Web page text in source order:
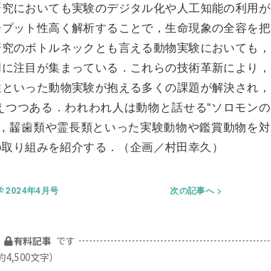
においても実験のデジタル化や人工知能の利用が
ット性高く解析することで，生命現象の全容を把
のボトルネックとも言える動物実験においても，
注目が集まっている．これらの技術革新により，
いった動物実験が抱える多くの課題が解決され，
つある．われわれ人は動物と話せる“ソロモンの
歯類や霊長類といった実験動物や鑑賞動物を対
り組みを紹介する．（企画／村田幸久）
2024年4月号 次の記事へ
有料記事 です
4,500文字）